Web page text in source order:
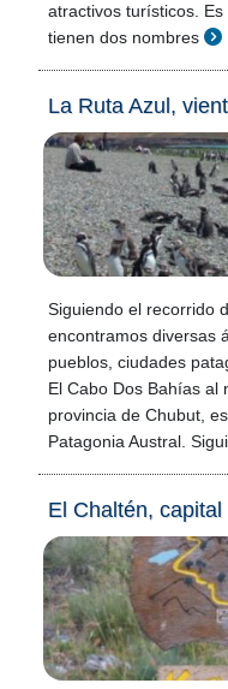
atractivos turísticos.
tienen dos nombres
La Ruta Azul,
Siguiendo el recorrido
encontramos diversas
pueblos, ciudades
El Cabo Dos Bahías al
provincia de Chubut,
Patagonia Austral.
El Chaltén,